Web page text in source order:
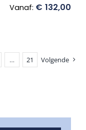
Vanaf: € 132,00
… 21 Volgende